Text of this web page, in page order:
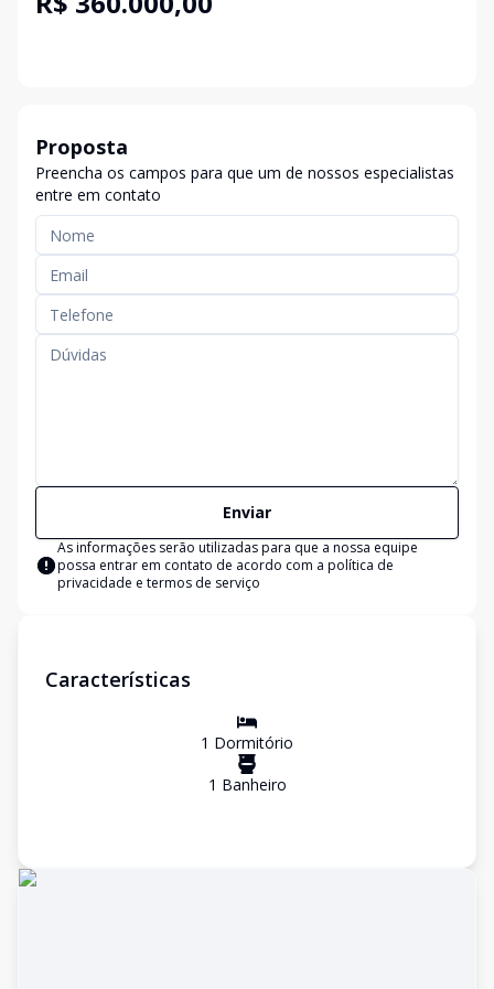
Proposta
Preencha os campos para que um de nossos especialistas
entre em contato
Enviar
As informações serão utilizadas para que a nossa equipe
possa entrar em contato de acordo com a política de
privacidade e termos de serviço
Características
1 Dormitório
1 Banheiro